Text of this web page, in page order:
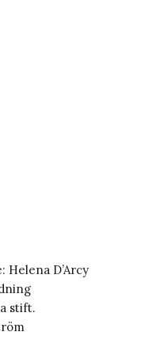
D’Arcy
stift.